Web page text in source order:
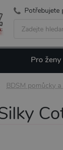
Potřebujete
Pro ženy
BDSM pomůcky a